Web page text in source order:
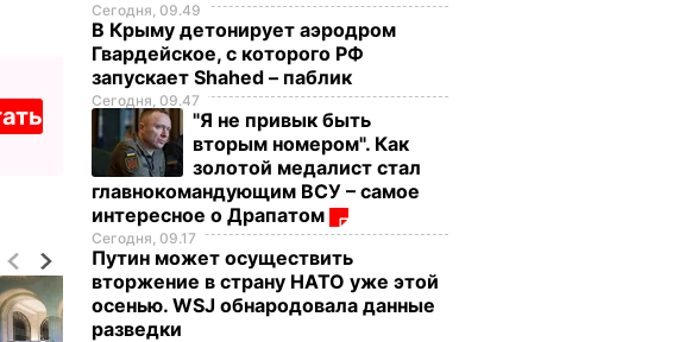
Сегодня, 09.49
В Крыму детонирует аэродром
Гвардейское, с которого РФ
запускает Shahed – паблик
Сегодня, 09.47
"Я не привык быть
вторым номером". Как
золотой медалист стал
главнокомандующим ВСУ – самое
интересное о Драпатом
Сегодня, 09.17
Путин может осуществить
вторжение в страну НАТО уже этой
осенью. WSJ обнародовала данные
разведки